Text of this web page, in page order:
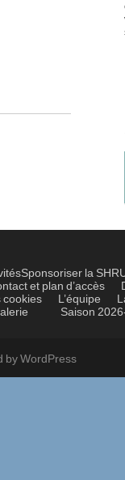
Sponsoriser la
et plan d’accès
cookies L’équipe
Saison
by WordPress